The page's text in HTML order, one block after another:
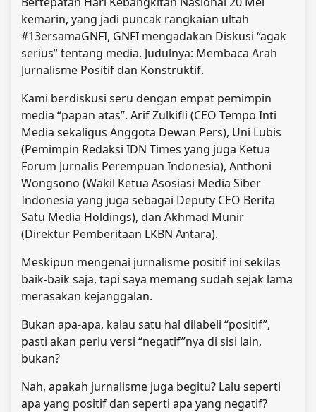
kemarin, yang jadi puncak rangkaian ultah
#13ersamaGNFI, GNFI mengadakan Diskusi “agak
serius” tentang media. Judulnya: Membaca Arah
Jurnalisme Positif dan Konstruktif.
Kami berdiskusi seru dengan empat pemimpin
media “papan atas”. Arif Zulkifli (CEO Tempo Inti
Media sekaligus Anggota Dewan Pers), Uni Lubis
(Pemimpin Redaksi IDN Times yang juga Ketua
Forum Jurnalis Perempuan Indonesia), Anthoni
Wongsono (Wakil Ketua Asosiasi Media Siber
Indonesia yang juga sebagai Deputy CEO Berita
Satu Media Holdings), dan Akhmad Munir
(Direktur Pemberitaan LKBN Antara).
Meskipun mengenai jurnalisme positif ini sekilas
baik-baik saja, tapi saya memang sudah sejak lama
merasakan kejanggalan.
Bukan apa-apa, kalau satu hal dilabeli “positif”,
pasti akan perlu versi “negatif”nya di sisi lain,
bukan?
Nah, apakah jurnalisme juga begitu? Lalu seperti
apa yang positif dan seperti apa yang negatif?